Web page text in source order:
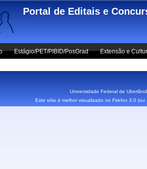
Portal de Editais e
Estágio/PET/PIBID/PosGrad Extensão e
Universidade Federal de
Este sítio é melhor visualizado no Firefox 3.0